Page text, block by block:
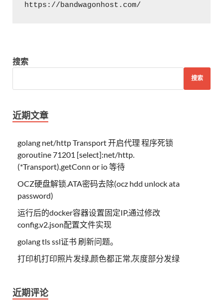
https://bandwagonhost.com/
搜索
搜索
近期文章
golang net/http Transport 开启代理 程序死锁
goroutine 71201 [select]:net/http.
(*Transport).getConn or io 等待
OCZ硬盘解锁.ATA密码去除(ocz hdd unlock ata
password)
运行后的docker容器设置固定IP,通过修改
config.v2.json配置文件实现
golang tls ssl证书 刷新问题。
打印机打印照片发绿,颜色都正常,灰度部分发绿
近期评论